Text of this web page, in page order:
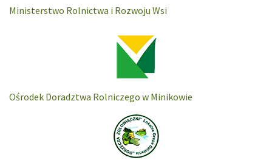
Ministerstwo Rolnictwa i Rozwoju Wsi
Ośrodek Doradztwa Rolniczego w Minikowie